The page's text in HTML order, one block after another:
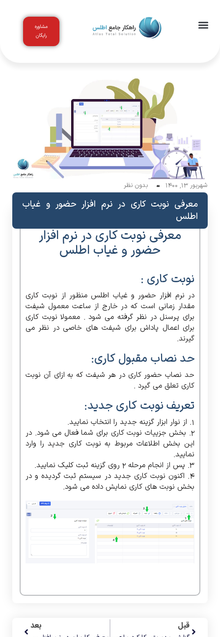
مشاوره
رایگان
شهریور 13, 1400 بدون نظر
معرفی نوبت کاری در نرم افزار حضور و غیاب
اطلس
معرفی نوبت کاری در نرم افزار
حضور و غیاب اطلس
نوبت کاری :
در نرم افزار حضور و غیاب اطلس منظور از نوبت کاری
مقدار زمانی است که در خارج از ساعت معمول شیفت
برای پرسنل در نظر گرفته می شود . معمولا نوبت کاری
برای اعمال پاداش برای شیفت های خاصی در نظر می
گیرند.
حد نصاب مقبول کاری:
حد نصاب حضور کاری در هر شیفت که به ازای آن نوبت
کاری تعلق می گیرد .
تعریف نوبت کاری جدید:
1. از نوار ابزار گزینه جدید را انتخاب نمایید.
2. بخش جزییات نوبت کاری برای شما فعال می شود. در
این بخش اطلاعات مربوط به نوبت کاری جدید را وارد
نمایید.
3. پس از انجام مرحله 2 روی گزینه ثبت کلیک نمایید.
4. اکنون نوبت کاری جدید در سیستم ثبت گردیده و در
بخش نوبت های کاری نمایش داده می شود.
قبل بعد